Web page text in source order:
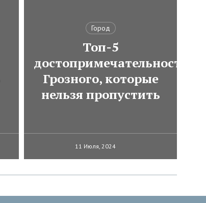
Город
Топ-5
достопримечательностей
Грозного, которые
нельзя пропустить
11 Июля, 2024